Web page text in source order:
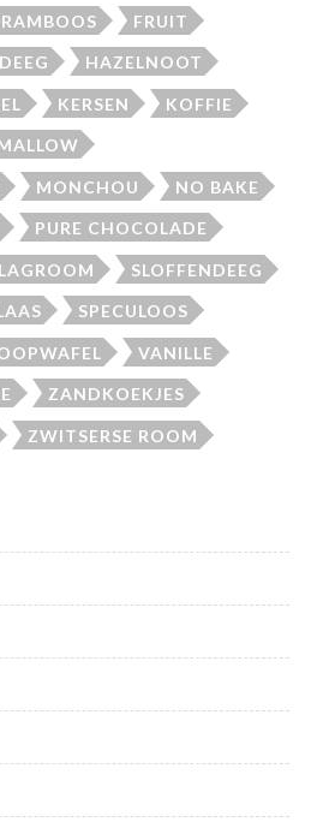
FRUIT
HAZELNOOT
KERSEN KOFFIE
MONCHOU NO BAKE
PURE CHOCOLADE
SLOFFENDEEG
SPECULOOS
VANILLE
ZANDKOEKJES
ZWITSERSE ROOM